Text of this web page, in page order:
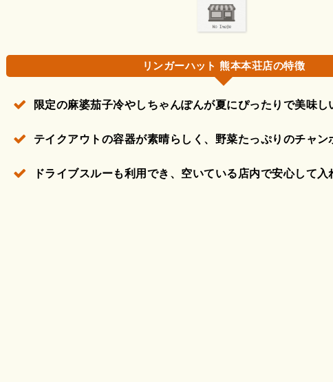
リンガーハット 熊本本荘店の特徴
限定の麻婆茄子冷やしちゃんぽんが夏にぴったりで美味し
テイクアウトの容器が素晴らしく、野菜たっぷりのチャン
ドライブスルーも利用でき、空いている店内で安心して入